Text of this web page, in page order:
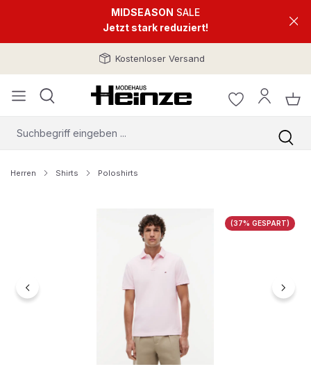
MIDSEASON SALE
Jetzt stark reduziert!
Kostenloser Versand
Herren Shirts Poloshirts
Bildergalerie überspringen
(37% GESPART)